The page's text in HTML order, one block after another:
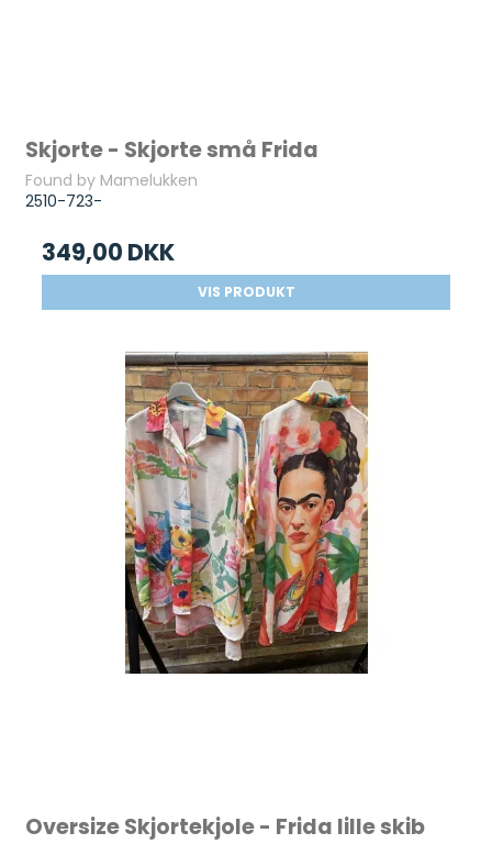
Skjorte - Skjorte små Frida
Found by Mamelukken
2510-723-
349,00 DKK
VIS PRODUKT
Oversize Skjortekjole - Frida lille skib